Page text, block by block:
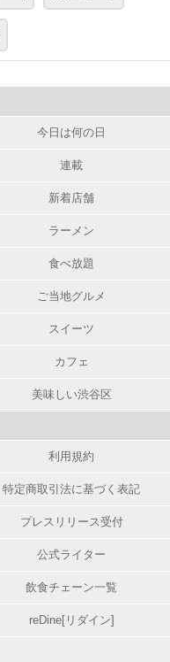
今日は何の日
連載
新着店舗
ラーメン
食べ放題
ご当地グルメ
スイーツ
カフェ
美味しい渋谷区
利用規約
特定商取引法に基づく表記
プレスリリース受付
公式ライター
飲食チェーン一覧
reDine[リダイン]